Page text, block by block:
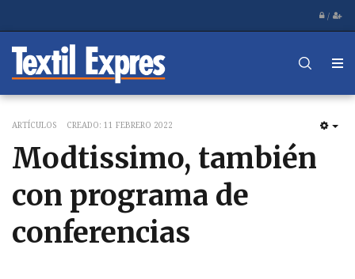
/
ARTÍCULOS CREADO: 11 FEBRERO 2022
Modtissimo, también
con programa de
conferencias